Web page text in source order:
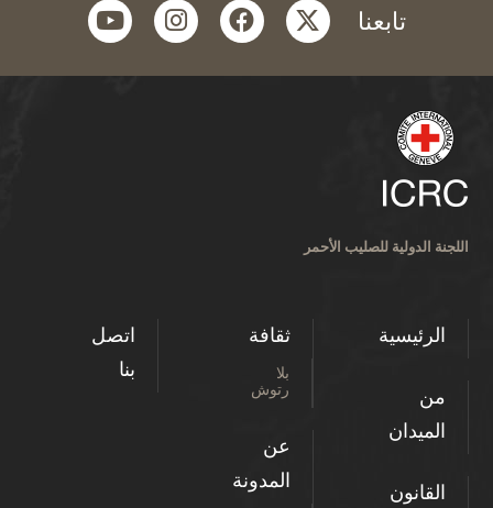
تابعنا twitter
facebook
instagram
youtube
اللجنة الدولية للصليب الأحمر
الرئيسية
من
الميدان
القانون
ثقافة
بلا
رتوش
عن
المدونة
اتصل
بنا